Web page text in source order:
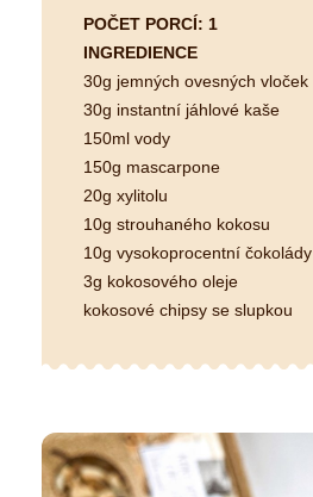
POČET PORCÍ: 1
INGREDIENCE
30g jemných ovesných vloček
30g instantní jáhlové kaše
150ml vody
150g mascarpone
20g xylitolu
10g strouhaného kokosu
10g vysokoprocentní čokolády
3g kokosového oleje
kokosové chipsy se slupkou